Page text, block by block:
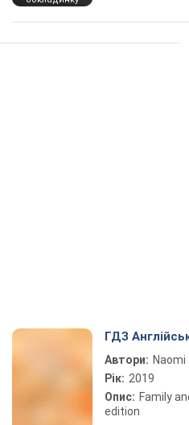
ГДЗ
Автори:
Рік: 2019
Опис: Family
edition